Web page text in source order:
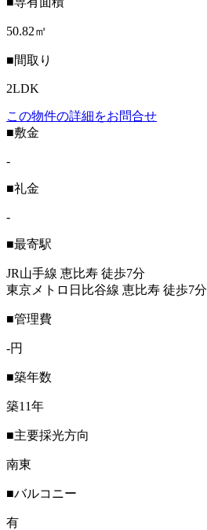
50.82㎡
■間取り
2LDK
この物件の詳細をお問合せ
■敷金
-
■礼金
-
■最寄駅
JR山手線 恵比寿 徒歩7分
東京メトロ日比谷線 恵比寿 徒歩7分
■管理費
-円
■築年数
築11年
■主要採光方向
南東
■バルコニー
有